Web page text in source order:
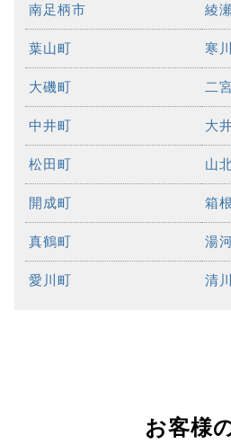
南足柄市 綾
葉山町 寒
大磯町 二
中井町 大
松田町 山
開成町 箱
真鶴町 湯
愛川町 清
お客様